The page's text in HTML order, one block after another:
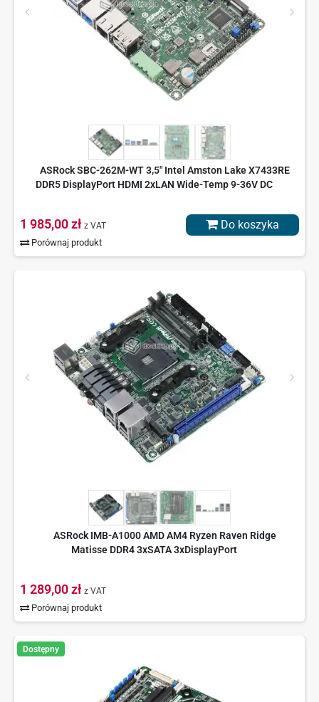
ASRock SBC-262M-WT 3,5" Intel Amston Lake X7433RE
DDR5 DisplayPort HDMI 2xLAN Wide-Temp 9-36V DC
1 985,00 zł z VAT
Porównaj produkt
Do koszyka
ASRock IMB-A1000 AMD AM4 Ryzen Raven Ridge
Matisse DDR4 3xSATA 3xDisplayPort
1 289,00 zł z VAT
Porównaj produkt
Dostępny